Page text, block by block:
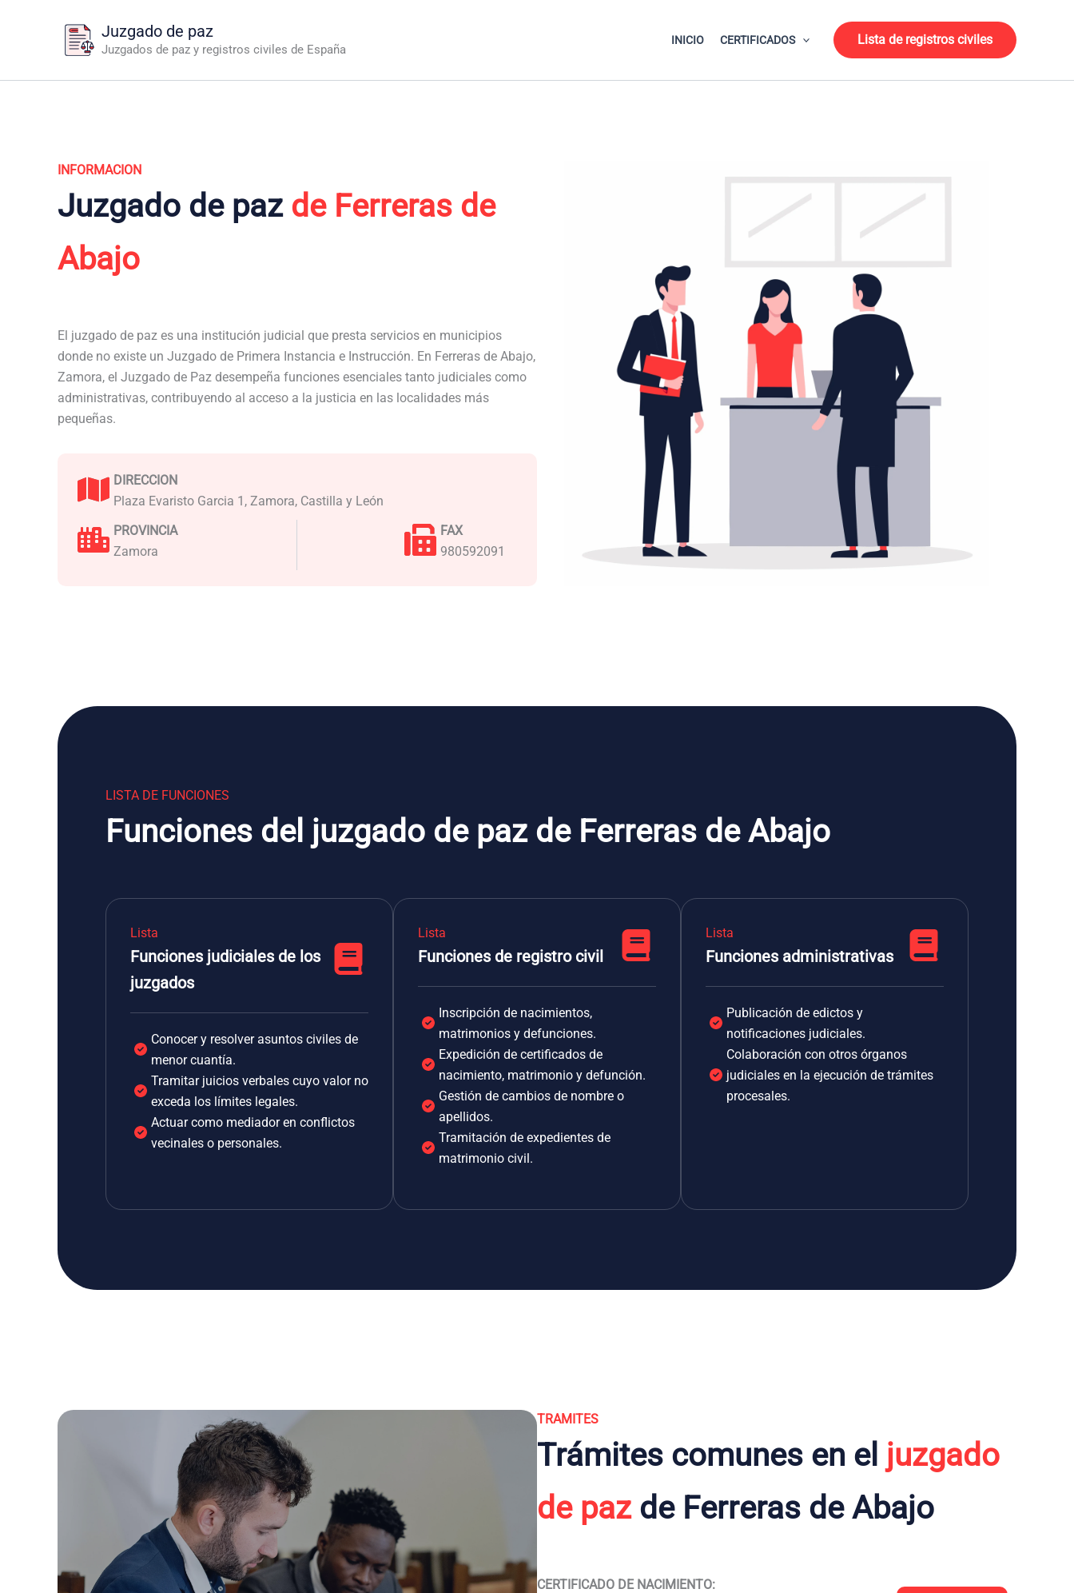
Juzgado de paz
Juzgados de paz y registros civiles de España
INICIO CERTIFICADOS Lista de registros civiles
INFORMACION
Juzgado de paz de Ferreras de
Abajo
El juzgado de paz es una institución judicial que presta servicios en municipios
donde no existe un Juzgado de Primera Instancia e Instrucción. En Ferreras de Abajo,
Zamora, el Juzgado de Paz desempeña funciones esenciales tanto judiciales como
administrativas, contribuyendo al acceso a la justicia en las localidades más
pequeñas.
DIRECCION
Plaza Evaristo Garcia 1, Zamora, Castilla y León
PROVINCIA
Zamora
FAX
980592091
LISTA DE FUNCIONES
Funciones del juzgado de paz de Ferreras de Abajo
Lista
Funciones judiciales de los
juzgados
Conocer y resolver asuntos civiles de
menor cuantía.
Tramitar juicios verbales cuyo valor no
exceda los límites legales.
Actuar como mediador en conflictos
vecinales o personales.
Lista
Funciones de registro civil
Inscripción de nacimientos,
matrimonios y defunciones.
Expedición de certificados de
nacimiento, matrimonio y defunción.
Gestión de cambios de nombre o
apellidos.
Tramitación de expedientes de
matrimonio civil.
Lista
Funciones administrativas
Publicación de edictos y
notificaciones judiciales.
Colaboración con otros órganos
judiciales en la ejecución de trámites
procesales.
TRAMITES
Trámites comunes en el juzgado
de pazde Ferreras de Abajo
CERTIFICADO DE NACIMIENTO: